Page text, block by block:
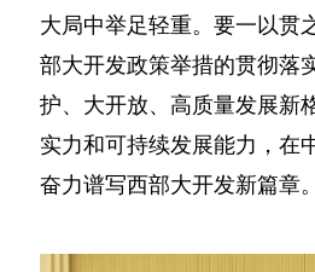
大局中举足轻重。要一以贯
部大开发政策举措的贯彻落
护、大开放、高质量发展新
实力和可持续发展能力，在
奋力谱写西部大开发新篇章。